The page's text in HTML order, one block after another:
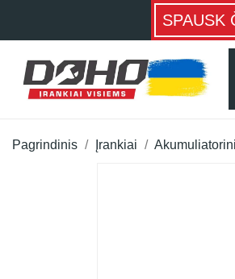
SPAUSK
Pagrindinis Įrankiai